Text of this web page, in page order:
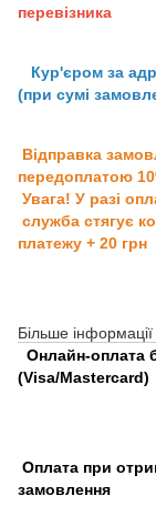
перевізника
Кур'єром за
(при сумі
Відправка
передоплатою
Увага! У разі
служба стягує
платежу + 20 грн
Більше
Онлайн-оплата
(Visa/Mastercard)
Оплата при
замовлення